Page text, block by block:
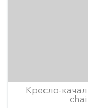
Кресло-